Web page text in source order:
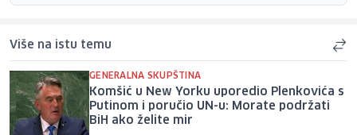
Više na istu temu
GENERALNA SKUPŠTINA
Komšić u New Yorku uporedio Plenkovića s
Putinom i poručio UN-u: Morate podržati
BiH ako želite mir